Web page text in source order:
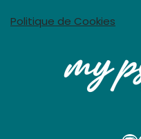
Politique de Cookies